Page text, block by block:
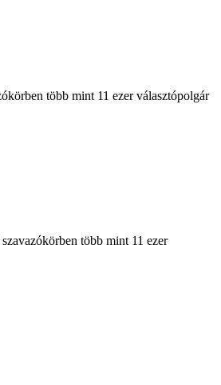
több mint 11 ezer választópolgár
több mint 11 ezer